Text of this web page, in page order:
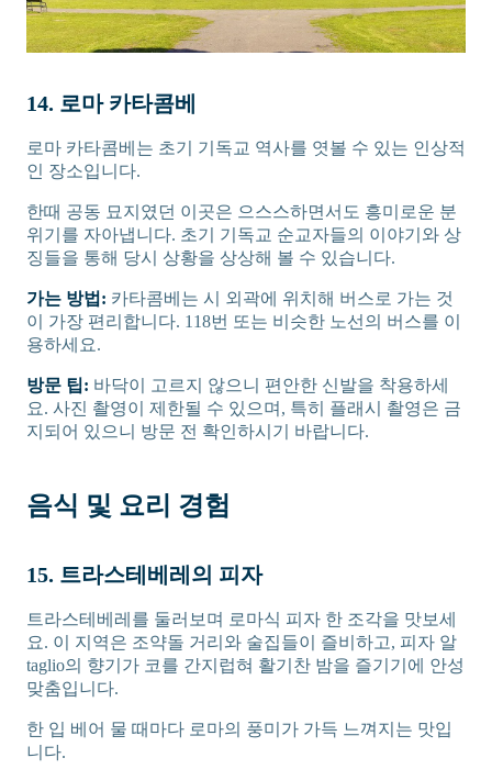
14. 로마 카타콤베
로마 카타콤베는 초기 기독교 역사를 엿볼 수 있는 인상적
인 장소입니다.
한때 공동 묘지였던 이곳은 으스스하면서도 흥미로운 분
위기를 자아냅니다. 초기 기독교 순교자들의 이야기와 상
징들을 통해 당시 상황을 상상해 볼 수 있습니다.
가는 방법: 카타콤베는 시 외곽에 위치해 버스로 가는 것
이 가장 편리합니다. 118번 또는 비슷한 노선의 버스를 이
용하세요.
방문 팁: 바닥이 고르지 않으니 편안한 신발을 착용하세
요. 사진 촬영이 제한될 수 있으며, 특히 플래시 촬영은 금
지되어 있으니 방문 전 확인하시기 바랍니다.
음식 및 요리 경험
15. 트라스테베레의 피자
트라스테베레를 둘러보며 로마식 피자 한 조각을 맛보세
요. 이 지역은 조약돌 거리와 술집들이 즐비하고, 피자 알
taglio의 향기가 코를 간지럽혀 활기찬 밤을 즐기기에 안성
맞춤입니다.
한 입 베어 물 때마다 로마의 풍미가 가득 느껴지는 맛입
니다.